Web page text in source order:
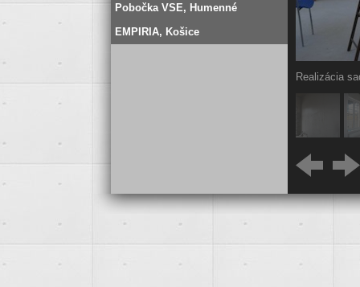
Pobočka VSE, Humenné
EMPIRIA, Košice
Realizácia